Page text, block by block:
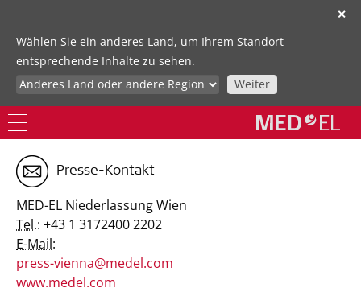
✕
Wählen Sie ein anderes Land, um Ihrem Standort
entsprechende Inhalte zu sehen.
Weiter
Presse-Kontakt
MED-EL Niederlassung Wien
Tel.: +43 1 3172400 2202
E-Mail:
press-vienna@medel.com
www.medel.com